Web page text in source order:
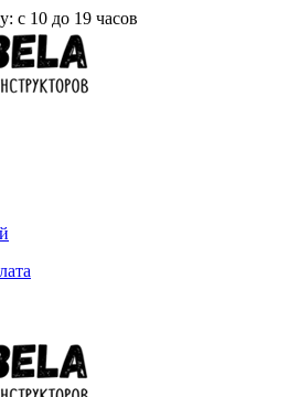
с 10 до 19 часов